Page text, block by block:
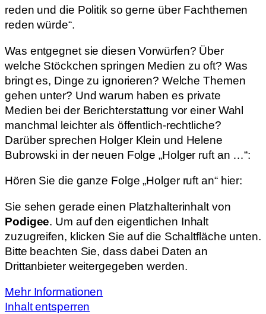
reden und die Politik so gerne über Fachthemen
reden würde“.
Was entgegnet sie diesen Vorwürfen? Über
welche Stöckchen springen Medien zu oft? Was
bringt es, Dinge zu ignorieren? Welche Themen
gehen unter? Und warum haben es private
Medien bei der Berichterstattung vor einer Wahl
manchmal leichter als öffentlich-rechtliche?
Darüber sprechen Holger Klein und Helene
Bubrowski in der neuen Folge „Holger ruft an …“:
Hören Sie die ganze Folge „Holger ruft an“ hier:
Sie sehen gerade einen Platzhalterinhalt von
Podigee. Um auf den eigentlichen Inhalt
zuzugreifen, klicken Sie auf die Schaltfläche unten.
Bitte beachten Sie, dass dabei Daten an
Drittanbieter weitergegeben werden.
Mehr Informationen
Inhalt entsperren